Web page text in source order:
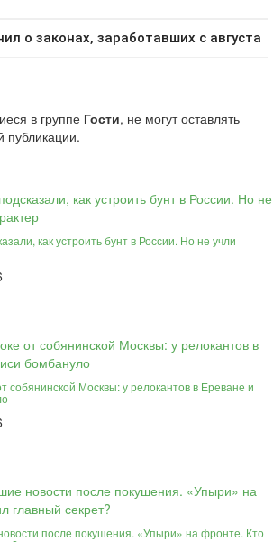
в группе Гости, не могут оставлять
публикации.
как устроить бунт в России. Но не учли
собянинской Москвы: у релокантов в Ереване и
после покушения. «Упыри» на фронте. Кто